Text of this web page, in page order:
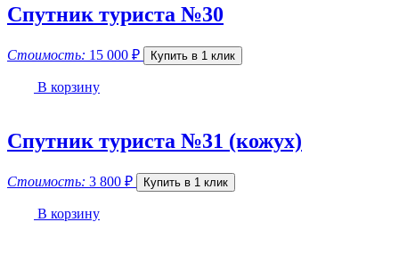
Спутник туриста №30
Стоимость: 15 000 ₽ Купить в 1 клик
В корзину
Спутник туриста №31 (кожух)
Стоимость: 3 800 ₽ Купить в 1 клик
В корзину